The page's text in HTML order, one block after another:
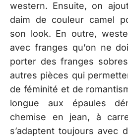
western. Ensuite, on
daim de couleur camel
son look. En outre,
avec franges qu’on ne
porter des franges
autres pièces qui
de féminité et de
longue aux épaules
chemise en jean, à
s’adaptent toujours avec